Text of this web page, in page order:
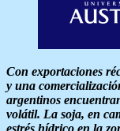
Con exportaciones
y una
argentinos
volátil. La soja, en
estrés hídrico en la